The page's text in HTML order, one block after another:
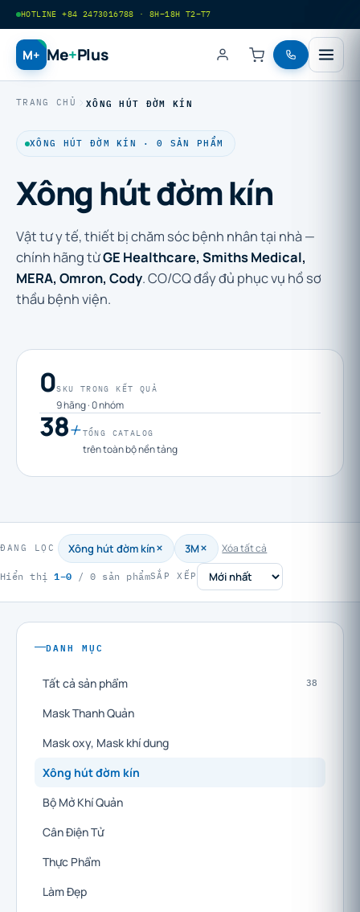
HOTLINE +84 2473016788 · 8H–18H T2–T7
M+ Me+Plus
TRANG CHỦ XÔNG HÚT ĐỜM KÍN
XÔNG HÚT ĐỜM KÍN · 0 SẢN PHẨM
Xông hút đờm kín
Vật tư y tế, thiết bị chăm sóc bệnh nhân tại nhà —
chính hãng từGE Healthcare, Smiths Medical,
MERA, Omron, Cody. CO/CQ đầy đủ phục vụ hồ sơ
thầu bệnh viện.
0SKU TRONG KẾT QUẢ
9 hãng · 0 nhóm
38+TỔNG CATALOG
trên toàn bộ nền tảng
ĐANG LỌC Xông hút đờm kín 3M Xóa tất cả
Hiển thị1–0 / 0 sản phẩmSẮP XẾP
DANH MỤC
Tất cả sản phẩm 38
Mask Thanh Quản
Mask oxy, Mask khí dung
Xông hút đờm kín
Bộ Mở Khí Quản
Cân Điện Tử
Thực Phẩm
Làm Đẹp